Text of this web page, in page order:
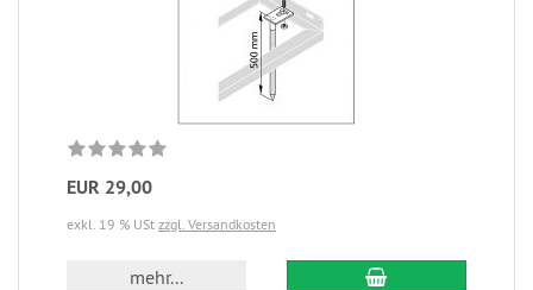
EUR 29,00
exkl. 19 % USt zzgl. Versandkosten
mehr...